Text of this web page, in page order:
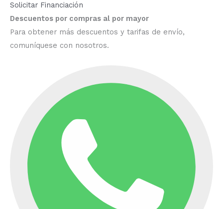
Solicitar Financiación
Descuentos por compras al por mayor
Para obtener más descuentos y tarifas de envío,
comuníquese con nosotros.